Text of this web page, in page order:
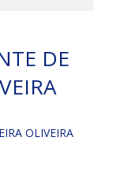
DE
OLIVEIRA